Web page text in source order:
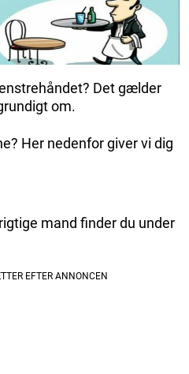
Det gælder
om.
Her nedenfor giver vi dig
mand finder du under